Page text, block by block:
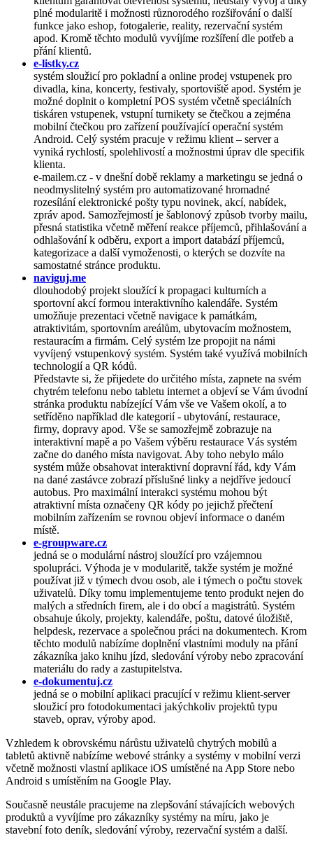
plné modularitě i možnosti různorodého rozšiřování o další
funkce jako eshop, fotogalerie, reality, rezervační systém
apod. Kromě těchto modulů vyvíjíme rozšíření dle potřeb a
přání klientů.
e-listky.cz
systém sloužicí pro pokladní a online prodej vstupenek pro
divadla, kina, koncerty, festivaly, sportoviště apod. Systém je
možné doplnit o kompletní POS systém včetně speciálních
tiskáren vstupenek, vstupní turnikety se čtečkou a zejména
mobilní čtečkou pro zařízení používající operační systém
Android. Celý systém pracuje v režimu klient – server a
vyniká rychlostí, spolehlivostí a možnostmi úprav dle specifik
klienta.
e-mailem.cz - v dnešní době reklamy a marketingu se jedná o
neodmyslitelný systém pro automatizované hromadné
rozesílání elektronické pošty typu novinek, akcí, nabídek,
zpráv apod. Samozřejmostí je šablonový způsob tvorby mailu,
přesná statistika včetně měření reakce příjemců, přihlašování a
odhlašování k odběru, export a import databází příjemců,
kategorizace a další vymoženosti, o kterých se dozvíte na
samostatné stránce produktu.
naviguj.me
dlouhodobý projekt sloužící k propagaci kulturních a
sportovní akcí formou interaktivního kalendáře. Systém
umožňuje prezentaci včetně navigace k památkám,
atraktivitám, sportovním areálům, ubytovacím možnostem,
restauracím a firmám. Celý systém lze propojit na námi
vyvíjený vstupenkový systém. Systém také využívá mobilních
technologií a QR kódů.
Představte si, že přijedete do určitého místa, zapnete na svém
chytrém telefonu nebo tabletu internet a objeví se Vám úvodní
stránka produktu nabízející Vám vše ve Vašem okolí, a to
setříděno například dle kategorií - ubytování, restaurace,
firmy, dopravy apod. Vše se samozřejmě zobrazuje na
interaktivní mapě a po Vašem výběru restaurace Vás systém
začne do daného místa navigovat. Aby toho nebylo málo
systém může obsahovat interaktivní dopravní řád, kdy Vám
na dané zastávce zobrazí příslušné linky a nejdříve jedoucí
autobus. Pro maximální interakci systému mohou být
atraktivní místa označeny QR kódy po jejichž přečtení
mobilním zařízením se rovnou objeví informace o daném
místě.
e-groupware.cz
jedná se o modulární nástroj sloužící pro vzájemnou
spolupráci. Výhoda je v modularitě, takže systém je možné
používat již v týmech dvou osob, ale i týmech o počtu stovek
uživatelů. Díky tomu implementujeme tento produkt nejen do
malých a středních firem, ale i do obcí a magistrátů. Systém
obsahuje úkoly, projekty, kalendáře, poštu, datové úložiště,
helpdesk, rezervace a společnou práci na dokumentech. Krom
těchto modulů nabízíme doplnění vlastními moduly na přání
zákazníka jako knihu jízd, sledování výroby nebo zpracování
materiálu do rady a zastupitelstva.
e-dokumentuj.cz
jedná se o mobilní aplikaci pracující v režimu klient-server
sloužicí pro fotodokumentaci jakýchkoliv projektů typu
staveb, oprav, výroby apod.
Vzhledem k obrovskému nárůstu uživatelů chytrých mobilů a
tabletů aktivně nabízíme webové stránky a systémy v mobilní verzi
včetně možnosti vlastní aplikace iOS umístěné na App Store nebo
Android s umístěním na Google Play.
Současně neustále pracujeme na zlepšování stávajících webových
produktů a vyvíjíme pro zákazníky systémy na míru, jako je
stavební foto deník, sledování výroby, rezervační systém a další.